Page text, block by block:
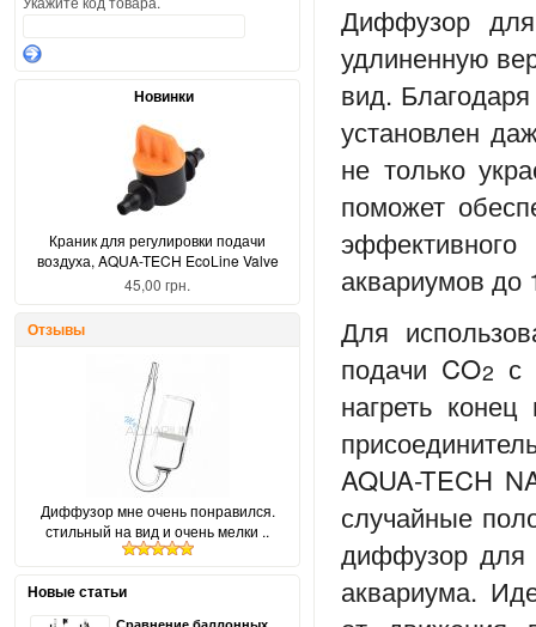
Диффузор
удлиненную
вид.
установлен
не только
поможет
аквариумов до
Для
подачи CO2 с
нагреть
AQUA-TECH
случайные
диффузордля
аквариума.
Новинки
Краник для регулировки подачи
воздуха, AQUA-TECH EcoLine Valve
45,00 грн.
Отзывы
Диффузор мне очень понравился.
стильный на вид и очень мелки ..
Новые статьи